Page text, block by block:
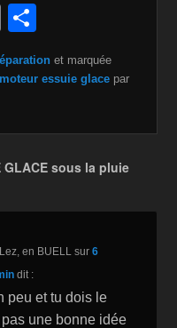
C
o
p
Li
n
ta
er
et marquée
moteur essuie glace par
GLACE sous la pluie
en BUELL sur6
dit :
peu et tu dois le
une bonne idée